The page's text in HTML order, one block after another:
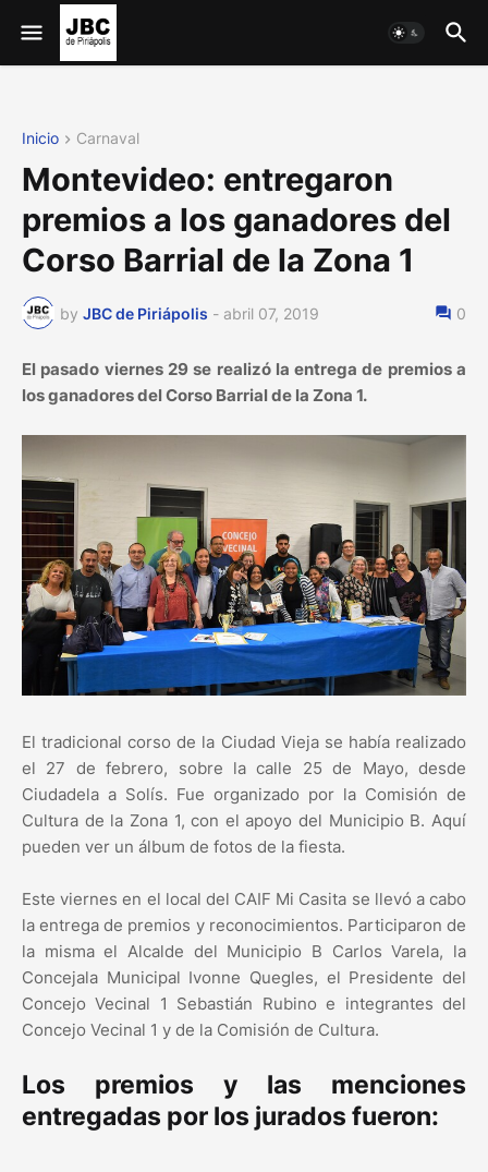
Inicio Carnaval
Montevideo: entregaron
premios a los ganadores del
Corso Barrial de la Zona 1
by JBC de Piriápolis - abril 07, 2019 0
El pasado viernes 29 se realizó la entrega de premios a
los ganadores del Corso Barrial de la Zona 1.
El tradicional corso de la Ciudad Vieja se había realizado
el 27 de febrero, sobre la calle 25 de Mayo, desde
Ciudadela a Solís. Fue organizado por la Comisión de
Cultura de la Zona 1, con el apoyo del Municipio B. Aquí
pueden ver un álbum de fotos de la fiesta.
Este viernes en el local del CAIF Mi Casita se llevó a cabo
la entrega de premios y reconocimientos. Participaron de
la misma el Alcalde del Municipio B Carlos Varela, la
Concejala Municipal Ivonne Quegles, el Presidente del
Concejo Vecinal 1 Sebastián Rubino e integrantes del
Concejo Vecinal 1 y de la Comisión de Cultura.
Los premios y las menciones
entregadas por los jurados fueron: